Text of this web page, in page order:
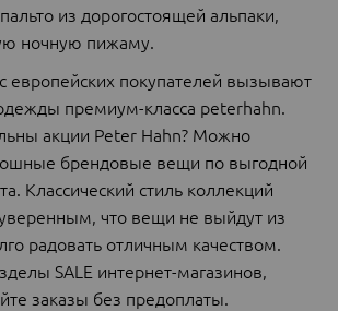
из дорогостоящей альпаки,
ночную пижаму.
европейских покупателей вызывают
премиум-класса peterhahn.
акции Peter Hahn? Можно
брендовые вещи по выгодной
Классический стиль коллекций
что вещи не выйдут из
радовать отличным качеством.
SALE интернет-магазинов,
заказы без предоплаты.